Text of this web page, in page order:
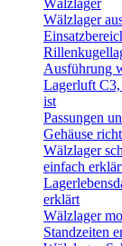
Wälzlager
Wälzlager
Ausführung
Lagerluft
ist
Passungen
Gehäuse
Wälzlager
einfach
erklärt
Wälzlager
Standzeiten